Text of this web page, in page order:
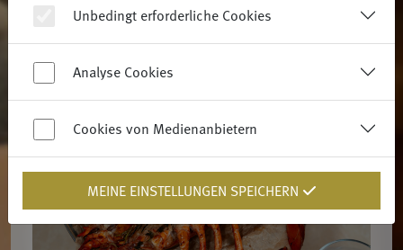
Unbedingt erforderliche Cookies
Analyse Cookies
Cookies von Medienanbietern
MEINE EINSTELLUNGEN SPEICHERN